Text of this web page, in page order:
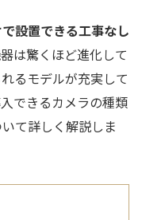
設置できる工事なし
は驚くほど進化して
るモデルが充実して
できるカメラの種類
て詳しく解説しま